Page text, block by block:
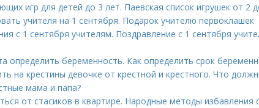
игр для детей до 3 лет. Паевская список игрушек от 2
учителя на 1 сентября. Подарок учителю первоклашек
с 1 сентября учителям. Поздравление с 1 сентября
определить беременность. Как определить срок
на крестины девочке от крестной и крестного. Что
мама и папа?
от стасиков в квартире. Народные методы избавления